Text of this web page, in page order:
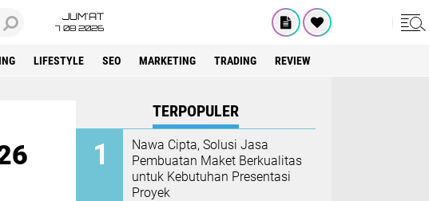
JUM'AT
7 08 2026
LIFESTYLE SEO MARKETING TRADING REVIEW
TERPOPULER
Nawa Cipta, Solusi Jasa
Pembuatan Maket Berkualitas
untuk Kebutuhan Presentasi
Proyek